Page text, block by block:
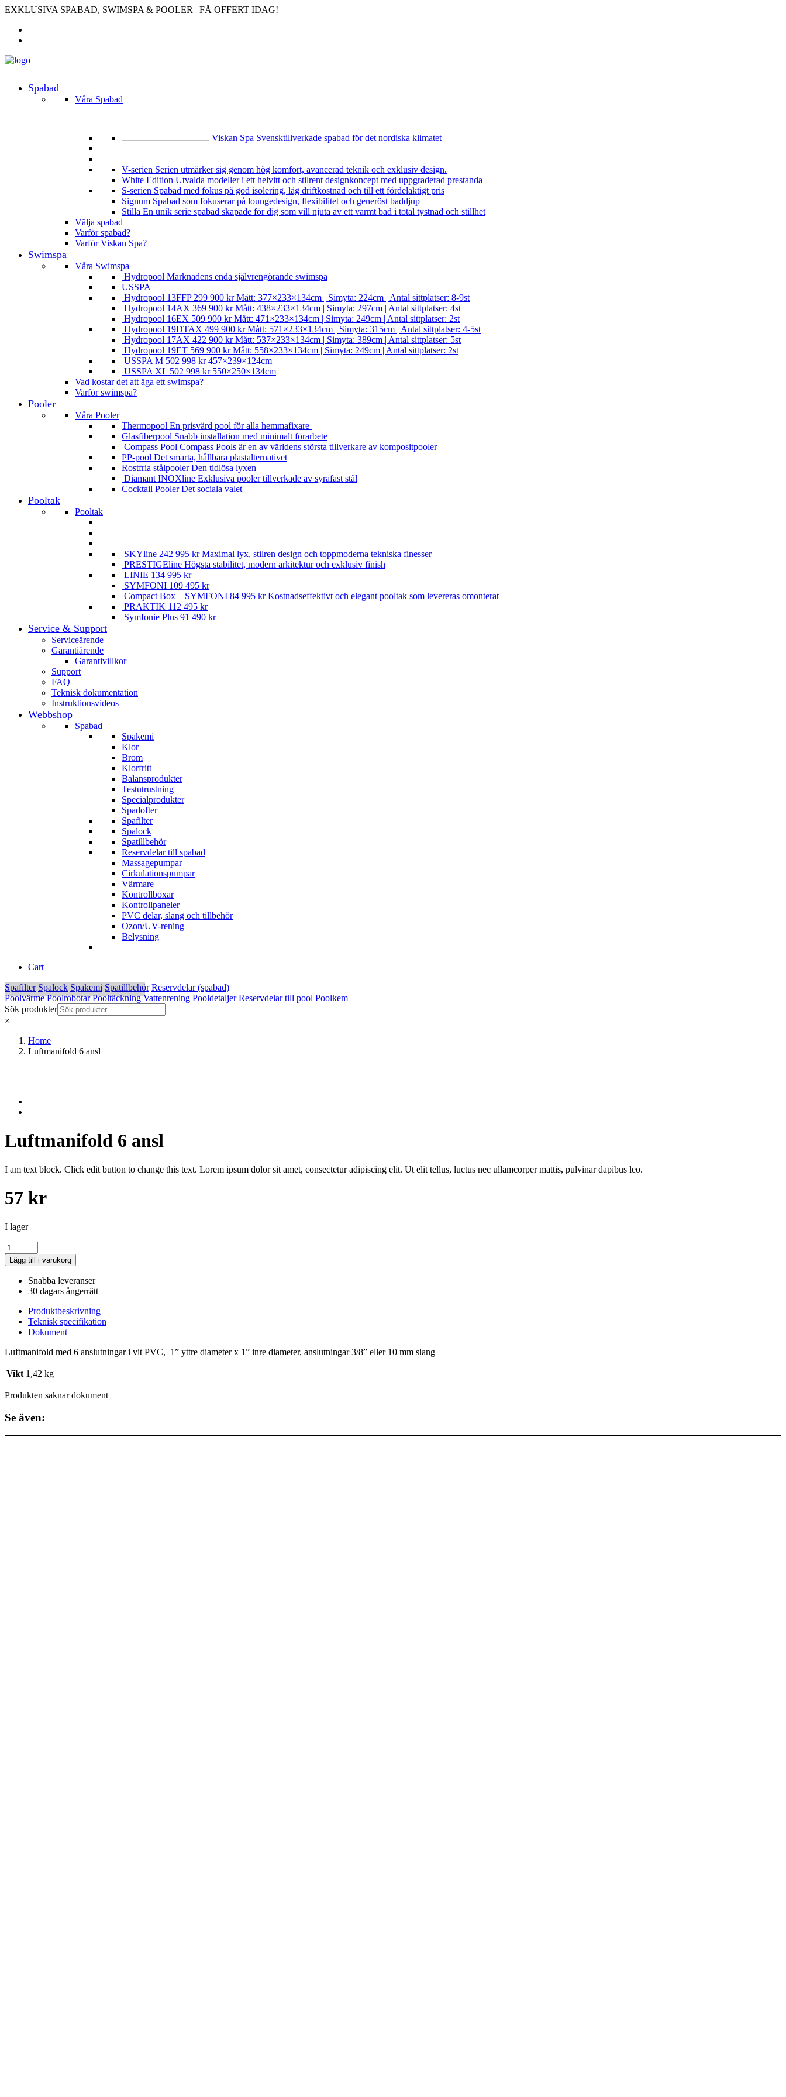
EXKLUSIVA SPABAD, SWIMSPA & POOLER | FÅ OFFERT IDAG!
Spabad
Våra Spabad
Viskan Spa Svensktillverkade spabad för det nordiska klimatet
V-serien Serien utmärker sig genom hög komfort, avancerad teknik och exklusiv design.
White Edition Utvalda modeller i ett helvitt och stilrent designkoncept med uppgraderad prestanda
S-serien Spabad med fokus på god isolering, låg driftkostnad och till ett fördelaktigt pris
Signum Spabad som fokuserar på loungedesign, flexibilitet och generöst baddjup
Stilla En unik serie spabad skapade för dig som vill njuta av ett varmt bad i total tystnad och stillhet
Välja spabad
Varför spabad?
Varför Viskan Spa?
Swimspa
Våra Swimspa
Hydropool Marknadens enda självrengörande swimspa
USSPA
Hydropool 13FFP 299 900 kr Mått: 377×233×134cm | Simyta: 224cm | Antal sittplatser: 8-9st
Hydropool 14AX 369 900 kr Mått: 438×233×134cm | Simyta: 297cm | Antal sittplatser: 4st
Hydropool 16EX 509 900 kr Mått: 471×233×134cm | Simyta: 249cm | Antal sittplatser: 2st
Hydropool 19DTAX 499 900 kr Mått: 571×233×134cm | Simyta: 315cm | Antal sittplatser: 4-5st
Hydropool 17AX 422 900 kr Mått: 537×233×134cm | Simyta: 389cm | Antal sittplatser: 5st
Hydropool 19ET 569 900 kr Mått: 558×233×134cm | Simyta: 249cm | Antal sittplatser: 2st
USSPA M 502 998 kr 457×239×124cm
USSPA XL 502 998 kr 550×250×134cm
Vad kostar det att äga ett swimspa?
Varför swimspa?
Pooler
Våra Pooler
Thermopool En prisvärd pool för alla hemmafixare
Glasfiberpool Snabb installation med minimalt förarbete
Compass Pool Compass Pools är en av världens största tillverkare av kompositpooler
PP-pool Det smarta, hållbara plastalternativet
Rostfria stålpooler Den tidlösa lyxen
Diamant INOXline Exklusiva pooler tillverkade av syrafast stål
Cocktail Pooler Det sociala valet
Pooltak
Pooltak
SKYline 242 995 kr Maximal lyx, stilren design och toppmoderna tekniska finesser
PRESTIGEline Högsta stabilitet, modern arkitektur och exklusiv finish
LINIE 134 995 kr
SYMFONI 109 495 kr
Compact Box – SYMFONI 84 995 kr Kostnadseffektivt och elegant pooltak som levereras omonterat
PRAKTIK 112 495 kr
Symfonie Plus 91 490 kr
Service & Support
Serviceärende
Garantiärende
Garantivillkor
Support
FAQ
Teknisk dokumentation
Instruktionsvideos
Webbshop
Spabad
Spakemi
Klor
Brom
Klorfritt
Balansprodukter
Testutrustning
Specialprodukter
Spadofter
Spafilter
Spalock
Spatillbehör
Reservdelar till spabad
Massagepumpar
Cirkulationspumpar
Värmare
Kontrollboxar
Kontrollpaneler
PVC delar, slang och tillbehör
Ozon/UV-rening
Belysning
Cart
Spafilter Spalock Spakemi Spatillbehör Reservdelar (spabad)
Poolvärme Poolrobotar Pooltäckning Vattenrening Pooldetaljer Reservdelar till pool Poolkem
Sök produkter
×
Home
Luftmanifold 6 ansl
Luftmanifold 6 ansl
I am text block. Click edit button to change this text. Lorem ipsum dolor sit amet, consectetur adipiscing elit. Ut elit tellus, luctus nec ullamcorper mattis, pulvinar dapibus leo.
57 kr
I lager
Luftmanifold
6
ansl
mängd
Lägg till i varukorg
Snabba leveranser
30 dagars ångerrätt
Produktbeskrivning
Teknisk specifikation
Dokument
Luftmanifold med 6 anslutningar i vit PVC, 1” yttre diameter x 1” inre diameter, anslutningar 3/8” eller 10 mm slang
Vikt 1,42 kg
Produkten saknar dokument
Se även: